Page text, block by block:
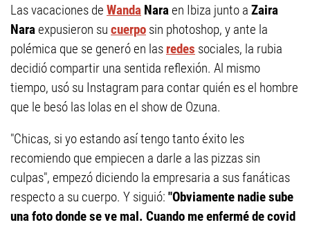
Las vacaciones de Wanda Naraen Ibiza junto a Zaira
Naraexpusieron su cuerpo sin photoshop, y ante la
polémica que se generó en las redes sociales, la rubia
decidió compartir una sentida reflexión. Al mismo
tiempo, usó su Instagram para contar quién es el hombre
que le besó las lolas en el show de Ozuna.
"Chicas, si yo estando así tengo tanto éxito les
recomiendo que empiecen a darle a las pizzas sin
culpas", empezó diciendo la empresaria a sus fanáticas
respecto a su cuerpo. Y siguió: "Obviamente nadie sube
una foto donde se ve mal. Cuando me enfermé de covid